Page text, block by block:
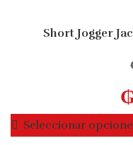
10% OFFShort Jogger
Seleccionar